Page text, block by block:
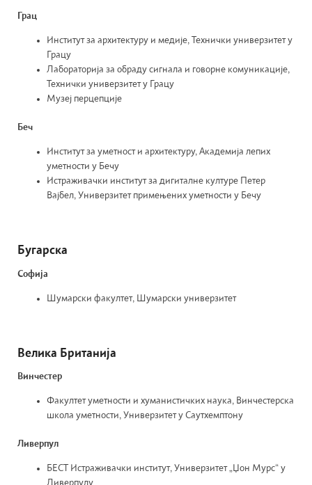
Грац
Институт за архитектуру и медије, Технички универзитет у
Грацу
Лабораторија за обраду сигнала и говорне комуникације,
Технички универзитет у Грацу
Музеј перцепције
Беч
Институт за уметност и архитектуру, Академија лепих
уметности у Бечу
Истраживачки институт за дигиталне културе Петер
Вајбел, Универзитет примењених уметности у Бечу
Бугарска
Софија
Шумарски факултет, Шумарски универзитет
Велика Британија
Винчестер
Факултет уметности и хуманистичких наука, Винчестерска
школа уметности, Универзитет у Саутхемптону
Ливерпул
БЕСТ Истраживачки институт, Универзитет „Џон Мурс“ у